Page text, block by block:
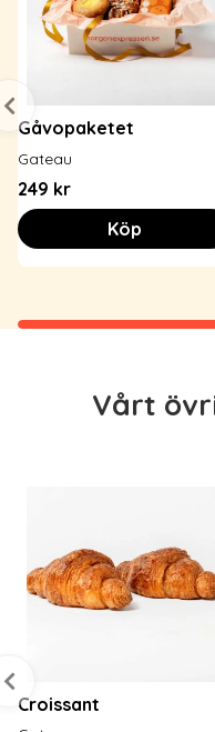
Gåvopaketet
Gateau
249 kr
Köp
Vårt
Croissant